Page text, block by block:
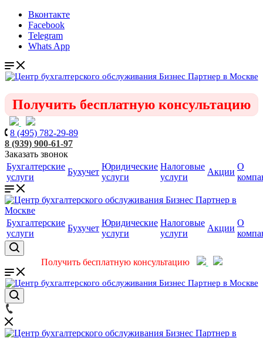
Вконтакте
Facebook
Telegram
Whats App
Получить бесплатную консультацию
8 (495) 782-29-89
8 (939) 900-61-97
Заказать звонок
Бухгалтерские
услуги
Бухучет
Юридические
услуги
Налоговые
услуги
Акции
О
Бухгалтерские
услуги
Бухучет
Юридические
услуги
Налоговые
услуги
Акции
О
Получить бесплатную консультацию